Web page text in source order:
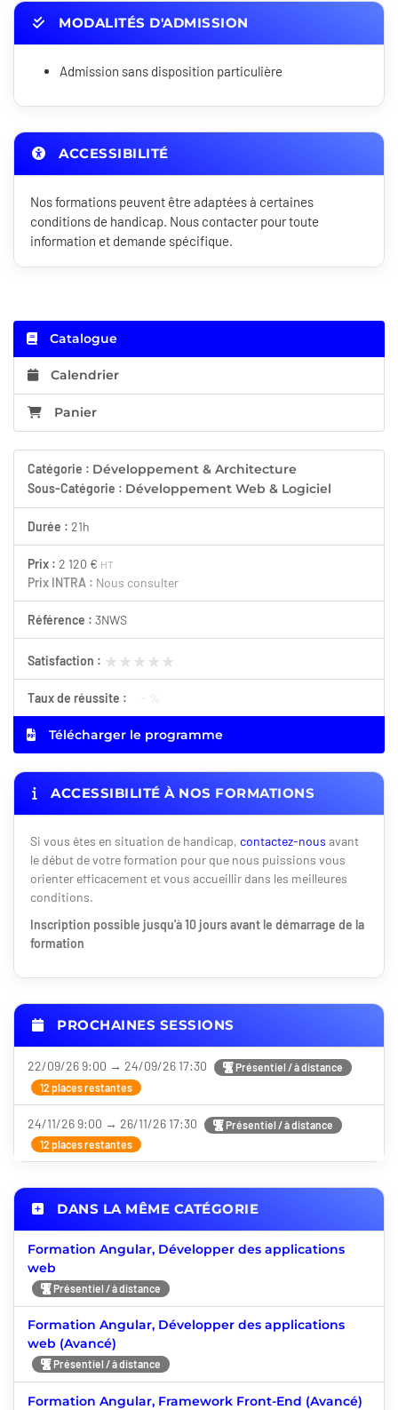
MODALITÉS D'ADMISSION
Admission sans disposition particulière
ACCESSIBILITÉ
Nos formations peuvent être adaptées à certaines
conditions de handicap. Nous contacter pour toute
information et demande spécifique.
Catalogue
Calendrier
Panier
Catégorie : Développement & Architecture
Sous-Catégorie : Développement Web & Logiciel
Durée : 21h
Prix : 2 120 € HT
Prix INTRA : Nous consulter
Référence : 3NWS
Satisfaction : ★★★★★
★★★★★
Taux de réussite : - %
Télécharger le programme
ACCESSIBILITÉ À NOS FORMATIONS
Si vous êtes en situation de handicap, contactez-nous avant
le début de votre formation pour que nous puissions vous
orienter efficacement et vous accueillir dans les meilleures
conditions.
Inscription possible jusqu'à 10 jours avant le démarrage de la
formation
PROCHAINES SESSIONS
22/09/26 9:00 → 24/09/26 17:30
Présentiel / à distance
12 places restantes
24/11/26 9:00 → 26/11/26 17:30
Présentiel / à distance
12 places restantes
DANS LA MÊME CATÉGORIE
Formation Angular, Développer des applications
web
Présentiel / à distance
Formation Angular, Développer des applications
web (Avancé)
Présentiel / à distance
Formation Angular, Framework Front-End (Avancé)